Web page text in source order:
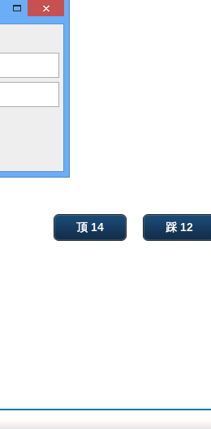
顶 14 踩 12